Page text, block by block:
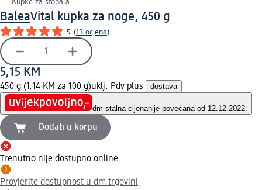
BaleaVital kupka za noge, 450 g
5 (13 ocjena)
5,15 KM
450 g (1,14 KM za 100 g)uklj. Pdv plus dostava
dm stalna cijenanije povećana od 12.12.2022.
Dodati u korpu
Trenutno nije dostupno online
Provjerite dostupnost u dm trgovini